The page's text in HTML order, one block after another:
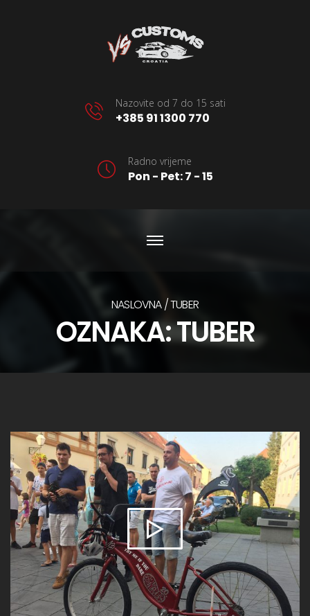
Nazovite od 7 do 15 sati
+385 91 1300 770
Radno vrijeme
Pon - Pet: 7 - 15
NASLOVNA TUBER
OZNAKA:TUBER